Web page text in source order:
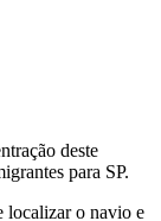
deste
para SP.
localizar o navio e